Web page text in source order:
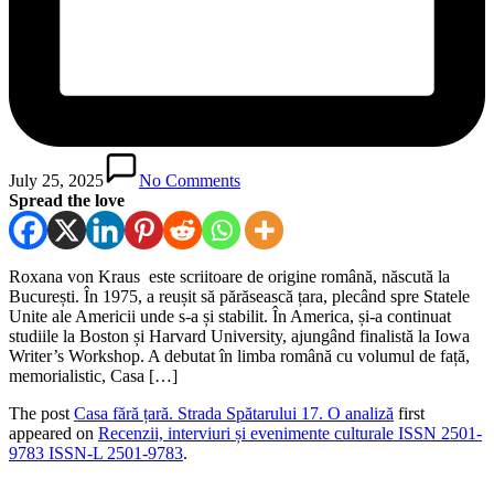
July 25, 2025
No Comments
Spread the love
Roxana von Kraus este scriitoare de origine română, născută la
București. În 1975, a reușit să părăsească țara, plecând spre Statele
Unite ale Americii unde s-a și stabilit. În America, și-a continuat
studiile la Boston și Harvard University, ajungând finalistă la Iowa
Writer’s Workshop. A debutat în limba română cu volumul de față,
memorialistic, Casa […]
The post Casa fără țară. Strada Spătarului 17. O analiză first
appeared on Recenzii, interviuri și evenimente culturale ISSN 2501-
9783 ISSN-L 2501-9783.